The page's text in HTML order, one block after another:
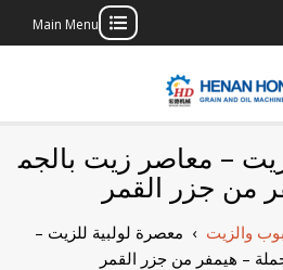
Main Menu
بناء مصنع إنتاج
الزيوت النباتية
الخاص بك
– معاصر زيت بالجم
من جزر القمر
والزيت › معصرة لولبية للزيت –
– هيمفر من جزر القمر